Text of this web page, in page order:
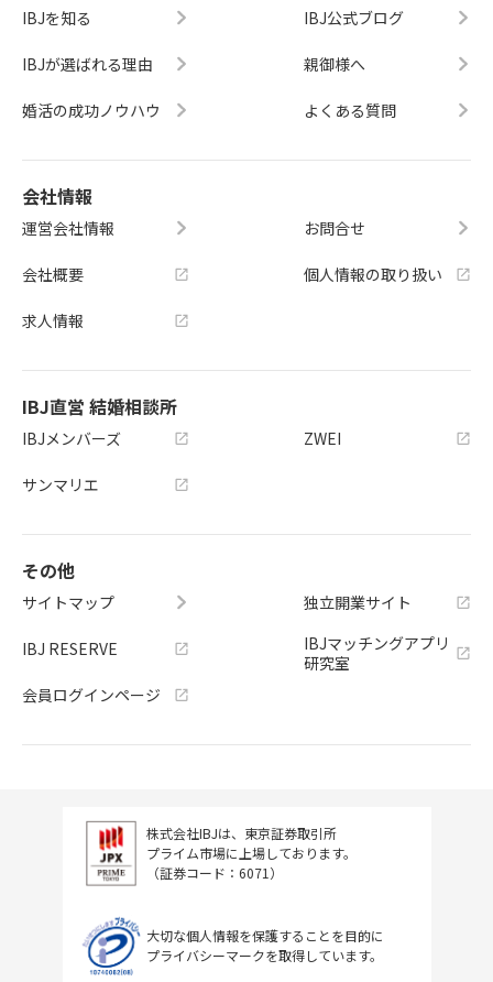
IBJを知る
IBJが選ばれる理由
婚活の成功ノウハウ
IBJ公式ブログ
親御様へ
よくある質問
会社情報
運営会社情報
会社概要
求人情報
お問合せ
個人情報の取り扱い
IBJ直営 結婚相談所
IBJメンバーズ
サンマリエ
ZWEI
その他
サイトマップ
IBJ RESERVE
会員ログインページ
独立開業サイト
IBJマッチングアプリ
研究室
株式会社IBJは、東京証券取引所
プライム市場に上場しております。
（証券コード：6071）
大切な個人情報を保護することを目的に
プライバシーマークを取得しています。